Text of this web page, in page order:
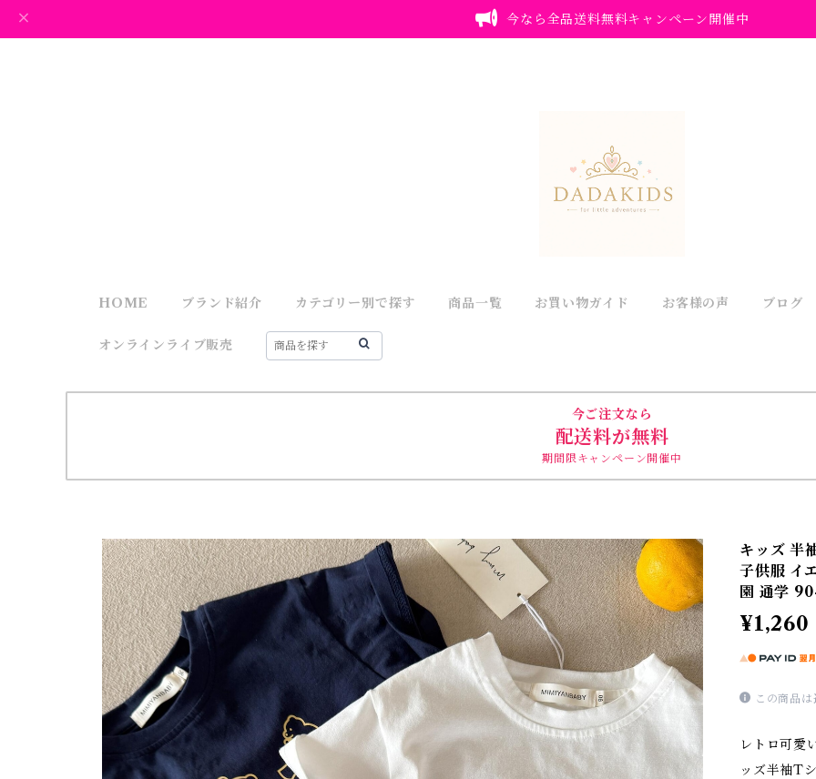
今なら全品送料無料キャンペーン開催中
HOME ブランド紹介 カテゴリー別で探す 商品一覧 お買い物ガイド お客様の声 ブログ
オンラインライブ販売
今ご注文なら
配送料が無料
期間限キャンペーン開催中
キッズ 半
子供服 イ
園 通学
¥1,260
この商品は
レトロ可愛
ッズ半袖T